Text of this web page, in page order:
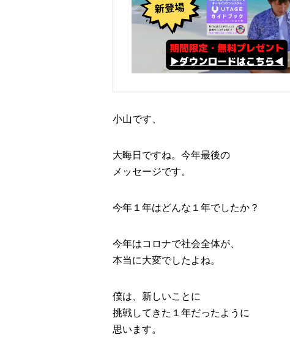
小山です、
大晦日ですね。今年最後の
メッセージです。
今年１年はどんな１年でしたか？
今年はコロナで社会全体が、
本当に大変でしたよね。
僕は、新しいことに
挑戦してきた１年だったように
思います。